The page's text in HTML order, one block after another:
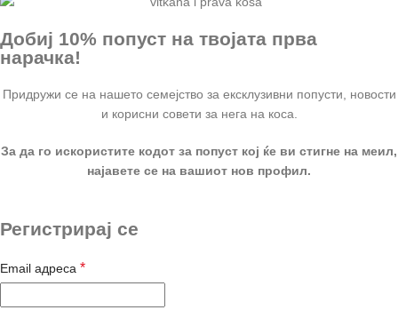
Добиј 10% попуст на твојата прва
нарачка!
Придружи се на нашето семејство за ексклузивни попусти, новости
и корисни совети за нега на коса.
За да го искористите кодот за попуст кој ќе ви стигне на меил,
најавете се на вашиот нов профил.
Регистрирај се
Email адреса *